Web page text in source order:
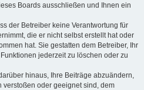
Boards ausschließen und Ihnen ein
der Betreiber keine Verantwortung für
die er nicht selbst erstellt hat oder
hat. Sie gestatten dem Betreiber, Ihr
jederzeit zu löschen oder zu
hinaus, Ihre Beiträge abzuändern,
verstoßen oder geeignet sind, dem